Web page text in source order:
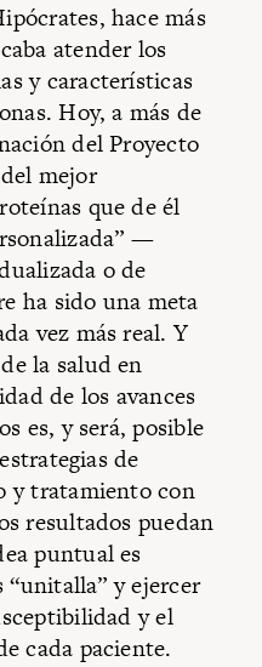
hace más
atender los
y características
Hoy, a más de
del Proyecto
mejor
que de él
—
o de
ha sido una meta
vez más real. Y
la salud en
de los avances
es, y será, posible
de
y tratamiento con
resultados puedan
puntual es
“unitalla” y ejercer
y el
cada paciente.